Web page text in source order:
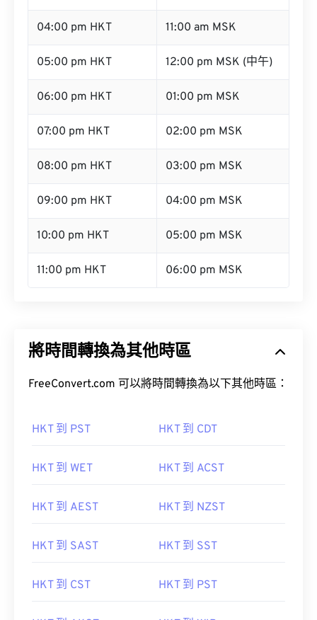
04:00 pm HKT 11:00 am MSK
05:00 pm HKT 12:00 pm MSK (中午)
06:00 pm HKT 01:00 pm MSK
07:00 pm HKT 02:00 pm MSK
08:00 pm HKT 03:00 pm MSK
09:00 pm HKT 04:00 pm MSK
10:00 pm HKT 05:00 pm MSK
11:00 pm HKT 06:00 pm MSK
將時間轉換為其他時區
FreeConvert.com 可以將時間轉換為以下其他時區：
HKT 到 PST HKT 到 CDT
HKT 到 WET HKT 到 ACST
HKT 到 AEST HKT 到 NZST
HKT 到 SAST HKT 到 SST
HKT 到 CST HKT 到 PST